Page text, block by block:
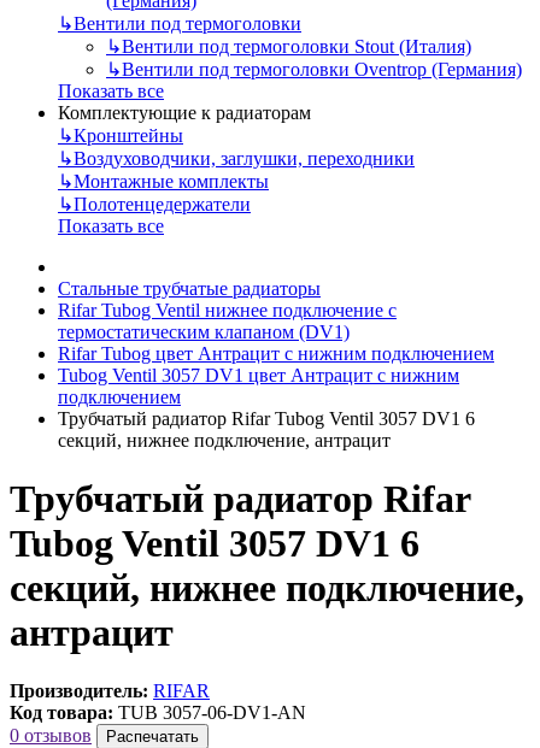
↳Вентили под термоголовки
↳Вентили под термоголовки Stout (Италия)
↳Вентили под термоголовки Oventrop (Германия)
Показать все
Комплектующие к радиаторам
↳Кронштейны
↳Воздуховодчики, заглушки, переходники
↳Монтажные комплекты
↳Полотенцедержатели
Показать все
Стальные трубчатые радиаторы
Rifar Tubog Ventil нижнее подключение с
термостатическим клапаном (DV1)
Rifar Tubog цвет Антрацит с нижним подключением
Tubog Ventil 3057 DV1 цвет Антрацит с нижним
подключением
Трубчатый радиатор Rifar Tubog Ventil 3057 DV1 6
секций, нижнее подключение, антрацит
Трубчатый радиатор Rifar
Tubog Ventil 3057 DV1 6
секций, нижнее подключение,
антрацит
Производитель: RIFAR
Код товара: TUB 3057-06-DV1-AN
0 отзывов
Распечатать